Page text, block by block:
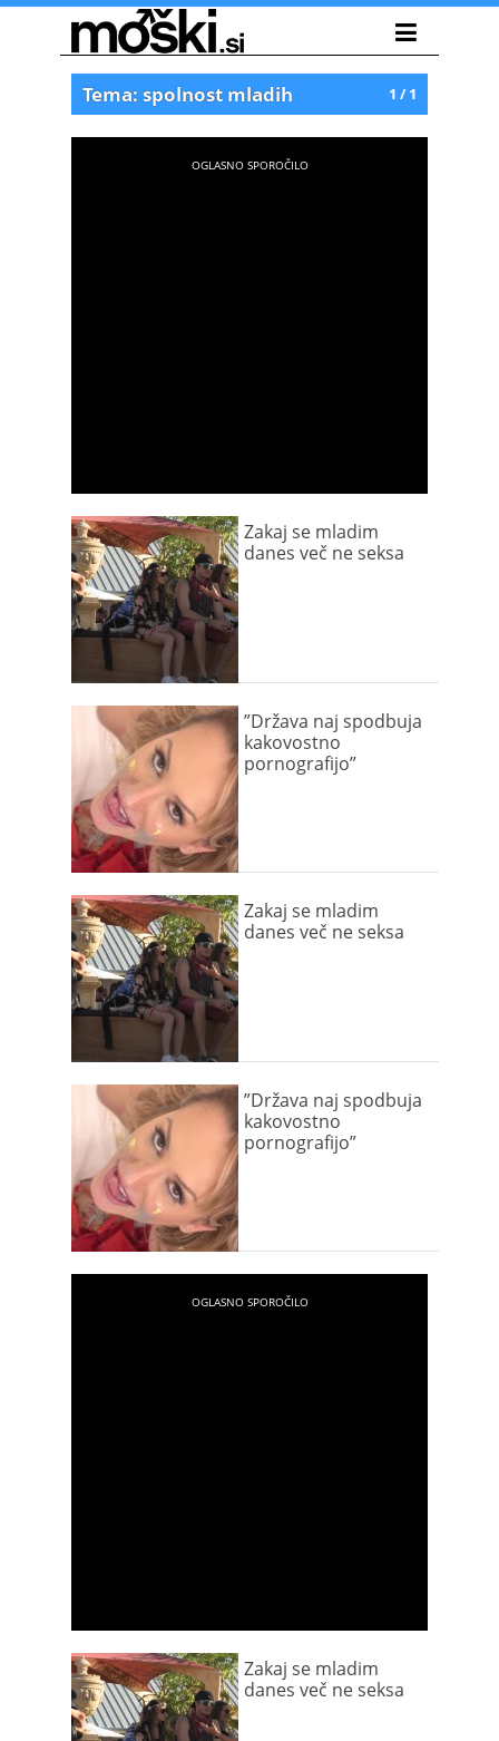
1 / 1
Tema: spolnost mladih
Zakaj se mladim
danes več ne seksa
”Država naj spodbuja
kakovostno
pornografijo”
Zakaj se mladim
danes več ne seksa
”Država naj spodbuja
kakovostno
pornografijo”
Zakaj se mladim
danes več ne seksa